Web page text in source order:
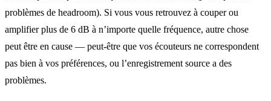
problèmes de headroom). Si vous vous retrouvez à couper ou
amplifier plus de 6 dB à n’importe quelle fréquence, autre chose
peut être en cause — peut-être que vos écouteurs ne correspondent
pas bien à vos préférences, ou l’enregistrement source a des
problèmes.